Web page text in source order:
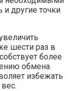
другие точки
шести раз в
более
обмена
избежать